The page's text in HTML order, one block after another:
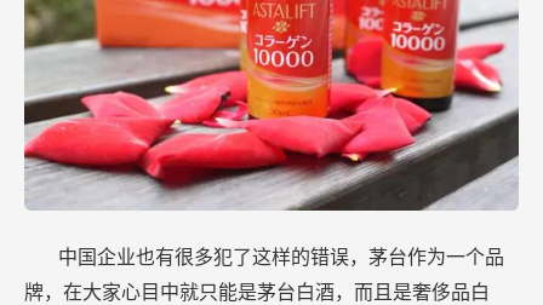
中国企业也有很多犯了这样的错误，茅台作为一个品
牌，在大家心目中就只能是茅台白酒，而且是奢侈品白